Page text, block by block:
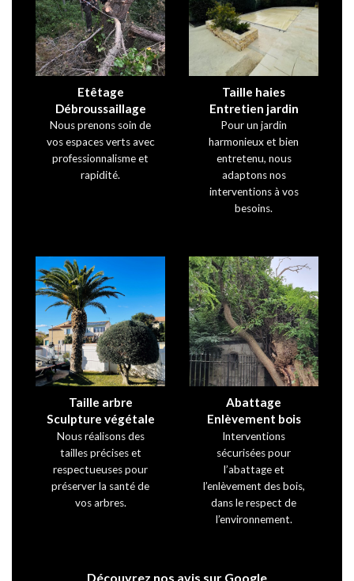
Etêtage
Débroussaillage
Nous prenons soin de
vos espaces verts avec
professionnalisme et
rapidité.
Taille haies
Entretien jardin
Pour un jardin
harmonieux et bien
entretenu, nous
adaptons nos
interventions à vos
besoins.
Taille arbre
Sculpture végétale
Nous réalisons des
tailles précises et
respectueuses pour
préserver la santé de
vos arbres.
Abattage
Enlèvement bois
Interventions
sécurisées pour
l’abattage et
l’enlèvement des bois,
dans le respect de
l’environnement.
Découvrez nos avis sur Google